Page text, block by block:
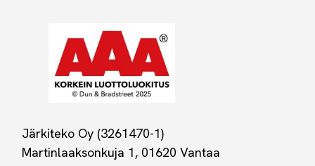
Järkiteko Oy (3261470-1)
Martinlaaksonkuja 1, 01620 Vantaa